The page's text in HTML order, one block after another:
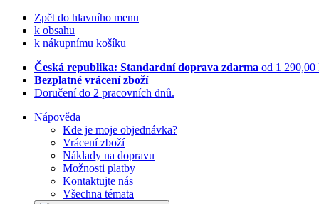
Zpět do hlavního menu
k obsahu
k nákupnímu košíku
Česká republika: Standardní doprava zdarma od 1 290,00
Bezplatné vrácení zboží
Doručení do 2 pracovních dnů.
Nápověda
Kde je moje objednávka?
Vrácení zboží
Náklady na dopravu
Možnosti platby
Kontaktujte nás
Všechna témata